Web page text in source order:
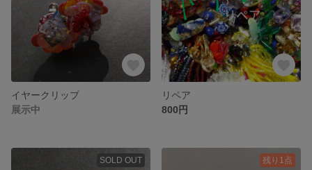
イヤークリップ
展示中
リペア
800円
SOLD OUT 残り1点